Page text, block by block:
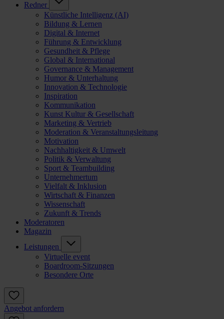
Redner
Künstliche Intelligenz (AI)
Bildung & Lernen
Digital & Internet
Führung & Entwicklung
Gesundheit & Pflege
Global & International
Governance & Management
Humor & Unterhaltung
Innovation & Technologie
Inspiration
Kommunikation
Kunst Kultur & Gesellschaft
Marketing & Vertrieb
Moderation & Veranstaltungsleitung
Motivation
Nachhaltigkeit & Umwelt
Politik & Verwaltung
Sport & Teambuilding
Unternehmertum
Vielfalt & Inklusion
Wirtschaft & Finanzen
Wissenschaft
Zukunft & Trends
Moderatoren
Magazin
Leistungen
Virtuelle event
Boardroom-Sitzungen
Besondere Orte
Angebot anfordern